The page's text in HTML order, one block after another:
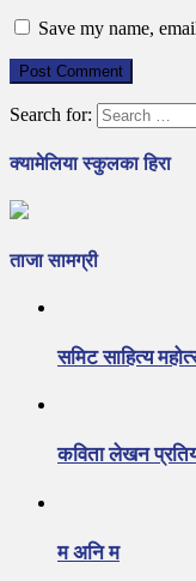
Save my name,
Search for:
क्यामेलिया स्कुलका हिरा
ताजा सामग्री
समिट साहित्य
कविता लेखन
म अनि म